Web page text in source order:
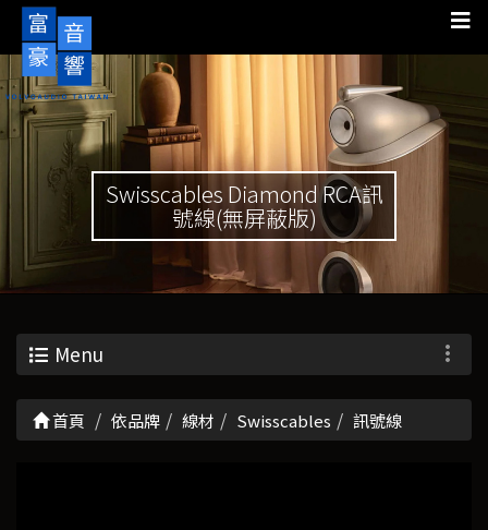
Swisscables Diamond RCA訊
號線(無屏蔽版)
Menu
首頁 依品牌 線材 Swisscables 訊號線